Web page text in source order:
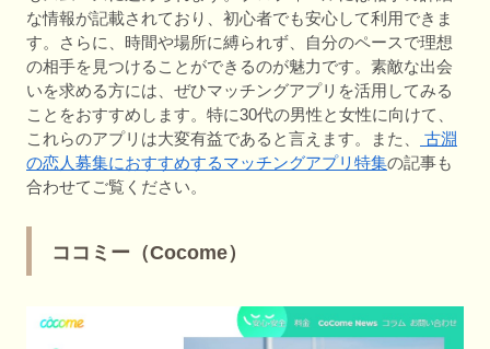
な情報が記載されており、初心者でも安心して利用できま
す。さらに、時間や場所に縛られず、自分のペースで理想
の相手を見つけることができるのが魅力です。素敵な出会
いを求める方には、ぜひマッチングアプリを活用してみる
ことをおすすめします。特に30代の男性と女性に向けて、
これらのアプリは大変有益であると言えます。また、
古淵
の恋人募集におすすめするマッチングアプリ特集の記事も
合わせてご覧ください。
ココミー（Cocome）